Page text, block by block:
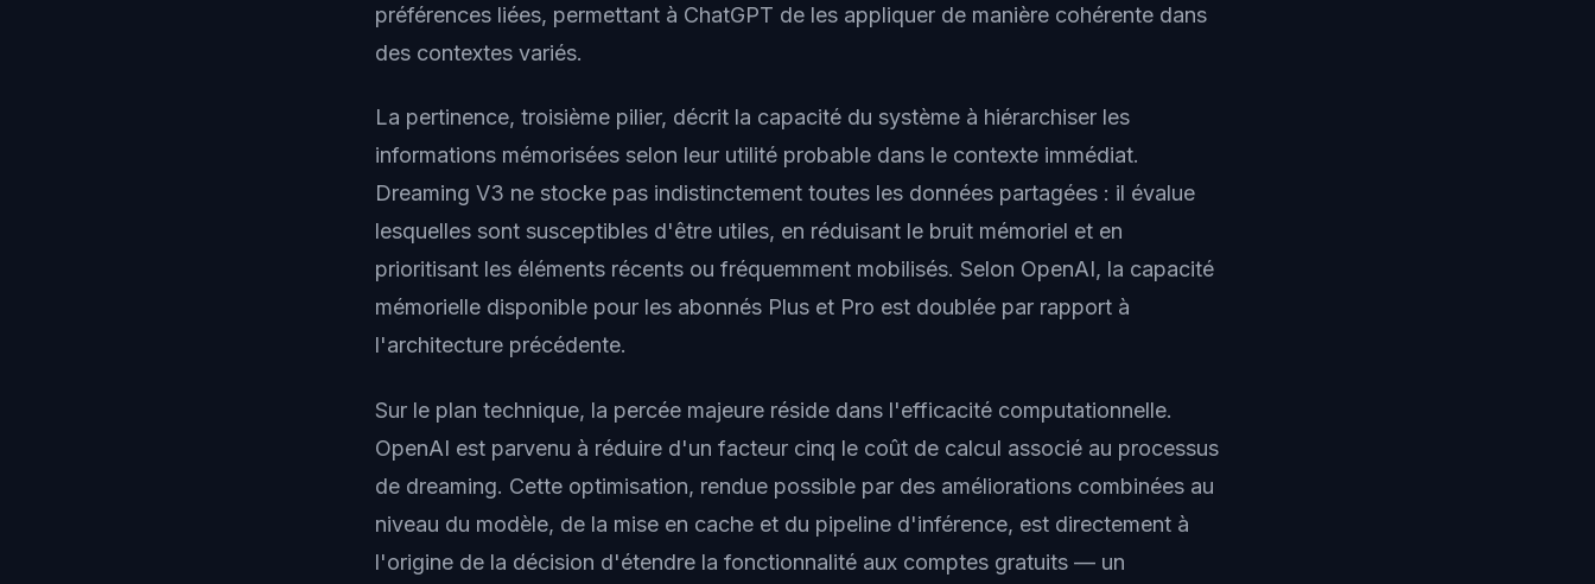
préférences liées, permettant à ChatGPT de les appliquer de manière cohérente dans
des contextes variés.
La pertinence, troisième pilier, décrit la capacité du système à hiérarchiser les
informations mémorisées selon leur utilité probable dans le contexte immédiat.
Dreaming V3 ne stocke pas indistinctement toutes les données partagées : il évalue
lesquelles sont susceptibles d'être utiles, en réduisant le bruit mémoriel et en
prioritisant les éléments récents ou fréquemment mobilisés. Selon OpenAI, la capacité
mémorielle disponible pour les abonnés Plus et Pro est doublée par rapport à
l'architecture précédente.
Sur le plan technique, la percée majeure réside dans l'efficacité computationnelle.
OpenAI est parvenu à réduire d'un facteur cinq le coût de calcul associé au processus
de dreaming. Cette optimisation, rendue possible par des améliorations combinées au
niveau du modèle, de la mise en cache et du pipeline d'inférence, est directement à
l'origine de la décision d'étendre la fonctionnalité aux comptes gratuits — un